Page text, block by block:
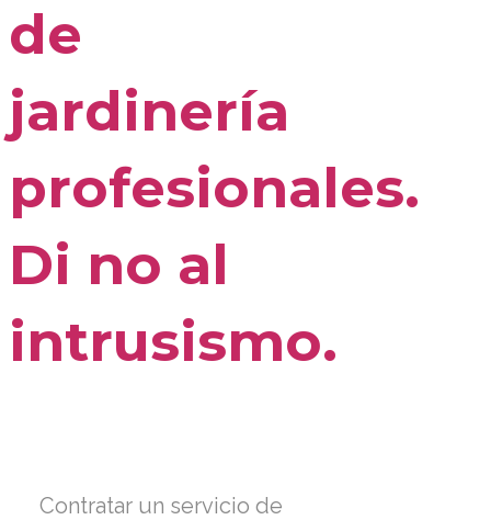
de
jardinería
profesionales.
Di no al
intrusismo.
Contratar un servicio de